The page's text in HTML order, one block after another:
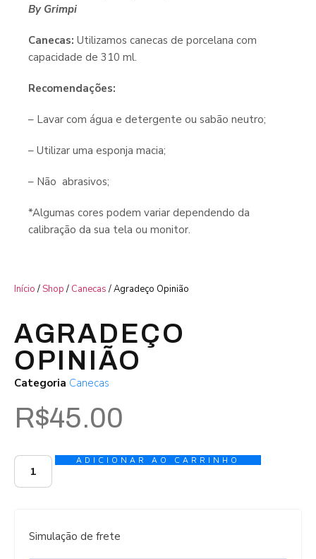
By Grimpi
Canecas: Utilizamos canecas de porcelana com
capacidade de 310 ml.
Recomendações:
– Lavar com água e detergente ou sabão neutro;
– Utilizar uma esponja macia;
– Não abrasivos;
*Algumas cores podem variar dependendo da
calibração da sua tela ou monitor.
Início/Shop/ Canecas/ Agradeço Opinião
AGRADEÇO
OPINIÃO
Categoria Canecas
R$45.00
ADICIONAR AO CARRINHO
Simulação de frete